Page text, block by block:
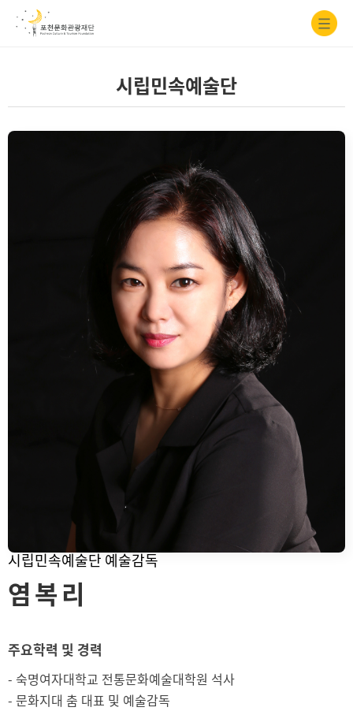
시립민속예술단
시립민속예술단 예술감독
염 복 리
주요학력 및 경력
- 숙명여자대학교 전통문화예술대학원 석사
- 문화지대 춤 대표 및 예술감독